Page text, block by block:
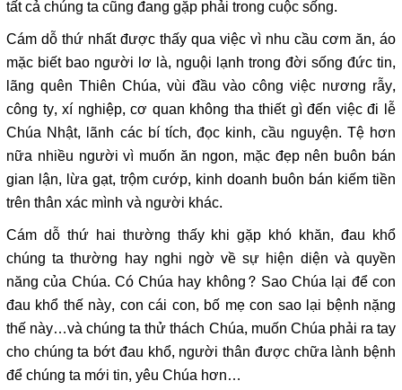
tất cả chúng ta cũng đang gặp phải trong cuộc sống.
Cám dỗ thứ nhất được thấy qua việc vì nhu cầu cơm ăn, áo
mặc biết bao người lơ là, nguội lạnh trong đời sống đức tin,
lãng quên Thiên Chúa, vùi đầu vào công việc nương rẫy,
công ty, xí nghiệp, cơ quan không tha thiết gì đến việc đi lễ
Chúa Nhật, lãnh các bí tích, đọc kinh, cầu nguyện. Tệ hơn
nữa nhiều người vì muốn ăn ngon, mặc đẹp nên buôn bán
gian lận, lừa gạt, trộm cướp, kinh doanh buôn bán kiếm tiền
trên thân xác mình và người khác.
Cám dỗ thứ hai thường thấy khi gặp khó khăn, đau khổ
chúng ta thường hay nghi ngờ về sự hiện diện và quyền
năng của Chúa. Có Chúa hay không? Sao Chúa lại để con
đau khổ thế này, con cái con, bố mẹ con sao lại bệnh nặng
thế này…và chúng ta thử thách Chúa, muốn Chúa phải ra tay
cho chúng ta bớt đau khổ, người thân được chữa lành bệnh
để chúng ta mới tin, yêu Chúa hơn…